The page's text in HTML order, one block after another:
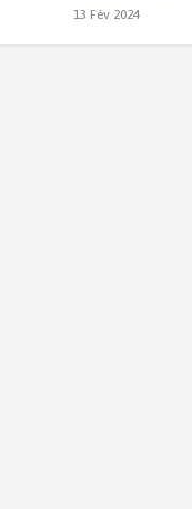
13 Fév 2024